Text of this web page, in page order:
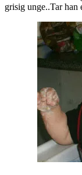
grisig unge..Tar han